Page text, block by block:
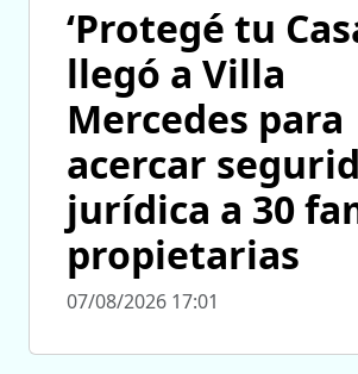
‘Protegé tu
llegó a Villa
Mercedes para
acercar
jurídica a 30
propietarias
07/08/2026 17:01